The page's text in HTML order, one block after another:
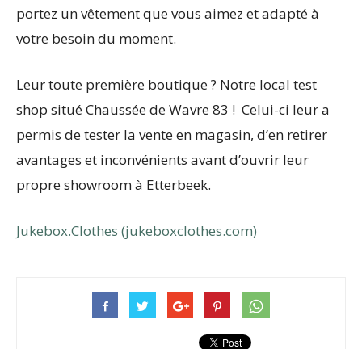
portez un vêtement que vous aimez et adapté à
votre besoin du moment.
Leur toute première boutique ? Notre local test
shop situé Chaussée de Wavre 83 ! Celui-ci leur a
permis de tester la vente en magasin, d’en retirer
avantages et inconvénients avant d’ouvrir leur
propre showroom à Etterbeek.
Jukebox.Clothes (jukeboxclothes.com)